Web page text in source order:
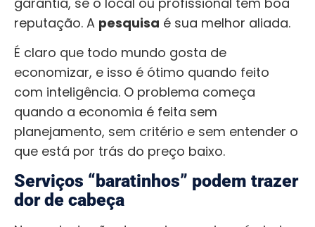
reputação. A pesquisa é sua melhor aliada.
É claro que todo mundo gosta de
economizar, e isso é ótimo quando feito
com inteligência. O problema começa
quando a economia é feita sem
planejamento, sem critério e sem entender o
que está por trás do preço baixo.
Serviços “baratinhos” podem trazer
dor de cabeça